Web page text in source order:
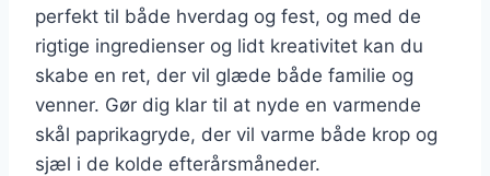
perfekt til både hverdag og fest, og med de
rigtige ingredienser og lidt kreativitet kan du
skabe en ret, der vil glæde både familie og
venner. Gør dig klar til at nyde en varmende
skål paprikagryde, der vil varme både krop og
sjæl i de kolde efterårsmåneder.